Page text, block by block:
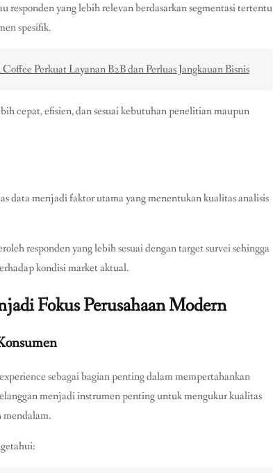
responden yang lebih relevan berdasarkan segmentasi tertentu
spesifik.
Perkuat Layanan B2B dan Perluas Jangkauan Bisnis
cepat, efisien, dan sesuai kebutuhan penelitian maupun
data menjadi faktor utama yang menentukan kualitas analisis
responden yang lebih sesuai dengan target survei sehingga
kondisi market aktual.
Fokus Perusahaan Modern
sebagai bagian penting dalam mempertahankan
menjadi instrumen penting untuk mengukur kualitas
mendalam.